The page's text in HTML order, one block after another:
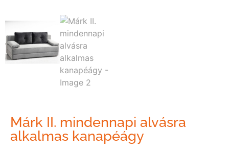
Márk II. mindennapi alvásra
alkalmas kanapéágy